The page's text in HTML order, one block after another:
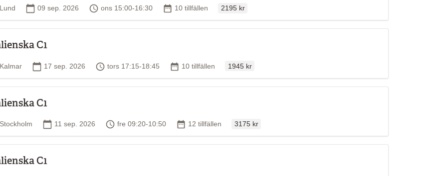
kunskaper.
pedagogiska
Plats
Lund Startdatum
09 sep. 2026 Tid
ons 15:00-16:30 Antal tillfällen
10 tillfällen 2195 kr
C1
Plats
Kalmar Startdatum
17 sep. 2026 Tid
tors 17:15-18:45 Antal tillfällen
10 tillfällen 1945 kr
C1
Plats
Stockholm Startdatum
11 sep. 2026 Tid
fre 09:20-10:50 Antal tillfällen
12 tillfällen 3175 kr
C1